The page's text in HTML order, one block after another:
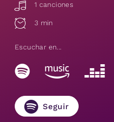
1 canciones
3 min
Escuchar en...
Seguir